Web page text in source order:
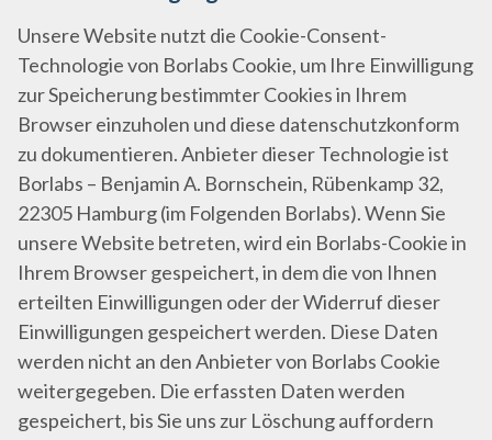
Unsere Website nutzt die Cookie-Consent-
Technologie von Borlabs Cookie, um Ihre Einwilligung
zur Speicherung bestimmter Cookies in Ihrem
Browser einzuholen und diese datenschutzkonform
zu dokumentieren. Anbieter dieser Technologie ist
Borlabs – Benjamin A. Bornschein, Rübenkamp 32,
22305 Hamburg (im Folgenden Borlabs). Wenn Sie
unsere Website betreten, wird ein Borlabs-Cookie in
Ihrem Browser gespeichert, in dem die von Ihnen
erteilten Einwilligungen oder der Widerruf dieser
Einwilligungen gespeichert werden. Diese Daten
werden nicht an den Anbieter von Borlabs Cookie
weitergegeben. Die erfassten Daten werden
gespeichert, bis Sie uns zur Löschung auffordern